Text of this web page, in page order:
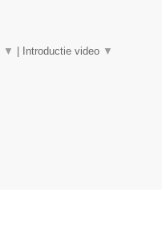
▼ Introductie video ▼